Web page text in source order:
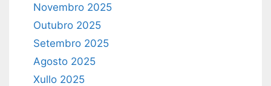
Novembro 2025
Outubro 2025
Setembro 2025
Agosto 2025
Xullo 2025